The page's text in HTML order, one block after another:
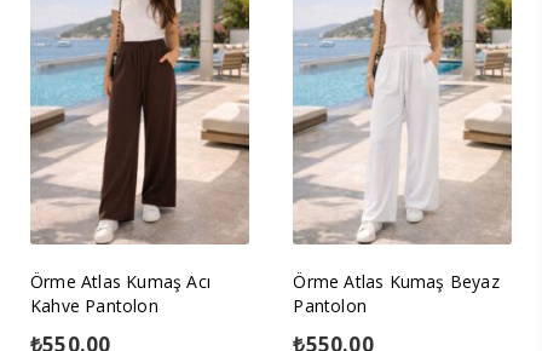
Örme Atlas Kumaş Acı
Kahve Pantolon
₺550.00
Örme Atlas Kumaş Beyaz
Pantolon
₺550.00